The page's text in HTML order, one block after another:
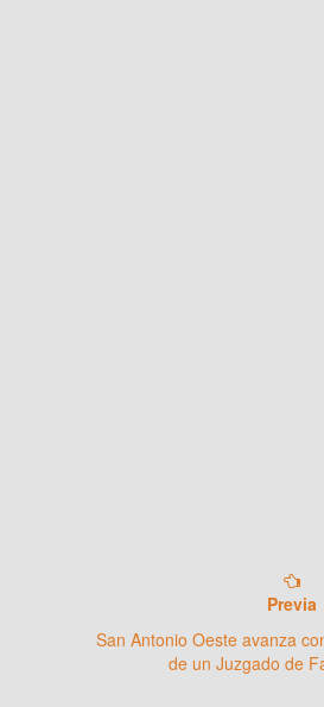
Previa
San Antonio Oeste avanza
de un Juzgado de